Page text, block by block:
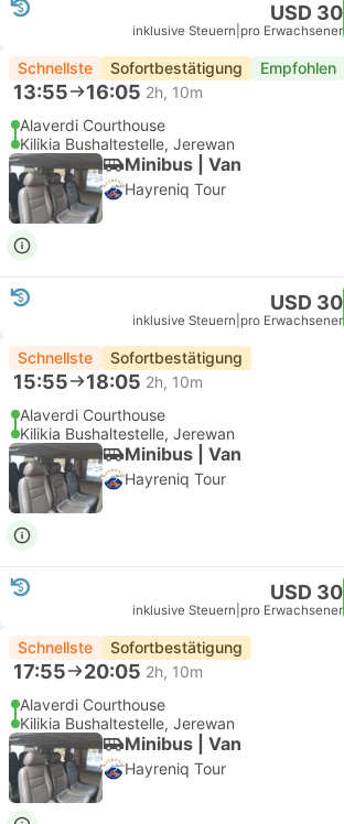
USD 30
inklusive Steuern pro Erwachsener
Schnellste Sofortbestätigung Empfohlen
13:55 16:05 2h, 10m
Alaverdi Courthouse
Kilikia Bushaltestelle, Jerewan
Minibus | Van
Hayreniq Tour
USD 30
inklusive Steuern pro Erwachsener
Schnellste Sofortbestätigung
15:55 18:05 2h, 10m
Alaverdi Courthouse
Kilikia Bushaltestelle, Jerewan
Minibus | Van
Hayreniq Tour
USD 30
inklusive Steuern pro Erwachsener
Schnellste Sofortbestätigung
17:55 20:05 2h, 10m
Alaverdi Courthouse
Kilikia Bushaltestelle, Jerewan
Minibus | Van
Hayreniq Tour